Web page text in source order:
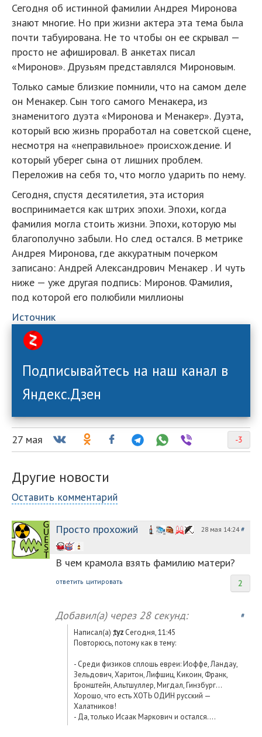
Сегодня об истинной фамилии Андрея Миронова
знают многие. Но при жизни актера эта тема была
почти табуирована. Не то чтобы он ее скрывал —
просто не афишировал. В анкетах писал
«Миронов». Друзьям представлялся Мироновым.
Только самые близкие помнили, что на самом деле
он Менакер. Сын того самого Менакера, из
знаменитого дуэта «Миронова и Менакер». Дуэта,
который всю жизнь проработал на советской сцене,
несмотря на «неправильное» происхождение. И
который уберег сына от лишних проблем.
Переложив на себя то, что могло ударить по нему.
Сегодня, спустя десятилетия, эта история
воспринимается как штрих эпохи. Эпохи, когда
фамилия могла стоить жизни. Эпохи, которую мы
благополучно забыли. Но след остался. В метрике
Андрея Миронова, где аккуратным почерком
записано: Андрей Александрович Менакер . И чуть
ниже — уже другая подпись: Миронов. Фамилия,
под которой его полюбили миллионы
Источник
Подписывайтесь на наш канал в
Яндекс.Дзен
-3
27 мая
Другие новости
Оставить комментарий
Просто прохожий 28 мая 14:24#
В чем крамола взять фамилию матери?
2
ответить цитировать
Добавил(а) через 28 секунд: #
Написал(а) ;tyz Сегодня, 11:45
Повторюсь, потому как в тему:
- Среди физиков сплошь евреи: Иоффе, Ландау,
Зельдович, Харитон, Лифшиц, Кикоин, Франк,
Бронштейн, Альтшуллер, Мигдал, Гинзбург…
Хорошо, что есть ХОТЬ ОДИН русский —
Халатников!
- Да, только Исаак Маркович и остался....